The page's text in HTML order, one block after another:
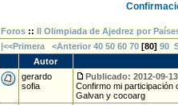
Foros:: II Olimpiada de Ajedrez por
|<<Primera
<Anterior 40 50 60 70[80] 90
Autor
gerardo
sofia
Publicado: 2012-09-
Confirmo mi participación
Galvan y cocoarg